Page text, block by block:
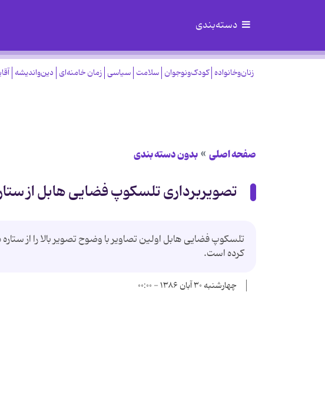
دسته‌بندی
زنان‌وخانواده کودک‌ونوجوان سلامت سیاسی زمان خامنه‌ای دین‌واندیشه
صفحه اصلی بدون دسته بندی
تصویربرداری تلسکوپ فضایی هابل از
کرده است.
چهارشنبه ۳۰ آبان ۱۳۸۶ - ۰۰:۰۰